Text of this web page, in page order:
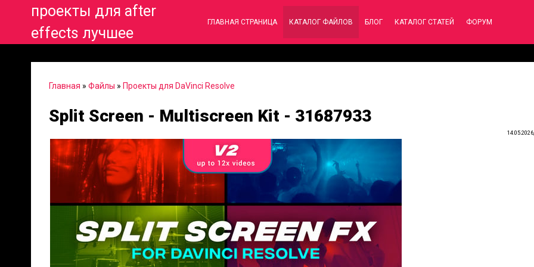
проекты для after
effects лучшее
ГЛАВНАЯ СТРАНИЦА КАТАЛОГ ФАЙЛОВ БЛОГ КАТАЛОГ СТАТЕЙ ФОРУМ
Главная » Файлы » Проекты для DaVinci Resolve
Split Screen - Multiscreen Kit - 31687933